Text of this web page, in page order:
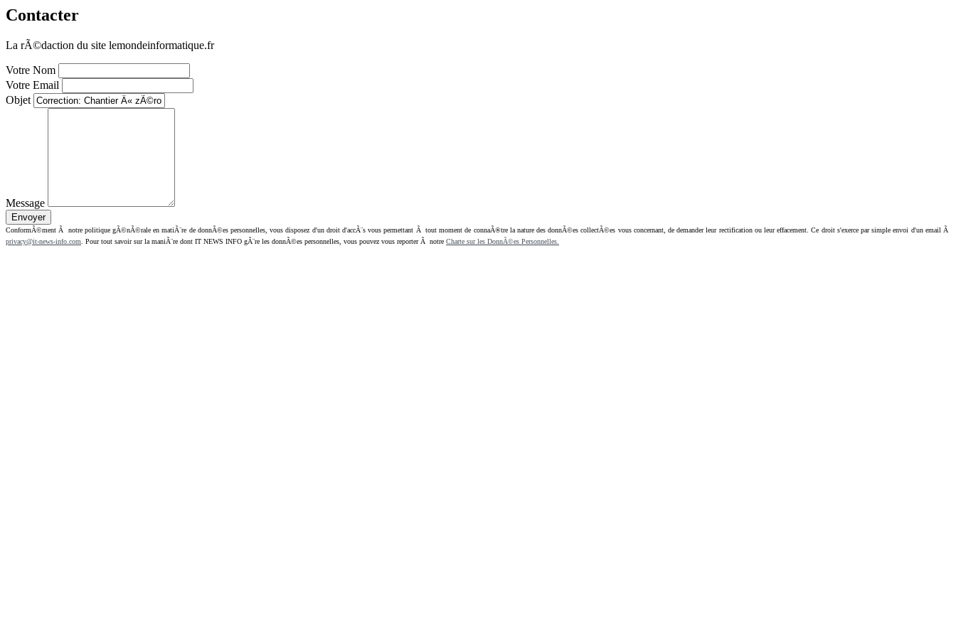
Contacter
La rÃ©daction du site lemondeinformatique.fr
Votre Nom
Votre Email
Objet
Message
ConformÃ©ment Ã notre politique gÃ©nÃ©rale en matiÃ¨re de donnÃ©es personnelles, vous disposez d'un droit d'accÃ¨s vous permettant Ã tout moment de connaÃ®tre la nature des donnÃ©es collectÃ©es vous concernant, de demander leur rectification ou leur effacement. Ce droit s'exerce par simple envoi d'un email Ã
privacy@it-news-info.com . Pour tout savoir sur la maniÃ¨re dont IT NEWS INFO gÃ¨re les donnÃ©es personnelles, vous pouvez vous reporter Ã notre Charte sur les DonnÃ©es Personnelles.